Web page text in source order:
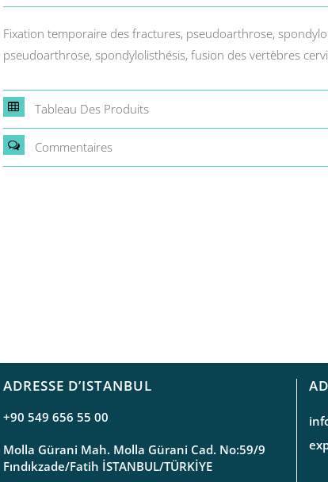
Fixation temporaire des fractures, pseudoarthrose,
pseudoarthrose, spondylolisthésis, fusion des vertèbres
Tableau Des Produits
Commentaires
ADRESSE D’ISTANBUL
+90 549 656 55 00
Molla Gürani Mah. Molla Gürani Cad. No:59/9
Fındıkzade/Fatih İSTANBUL/TÜRKİYE